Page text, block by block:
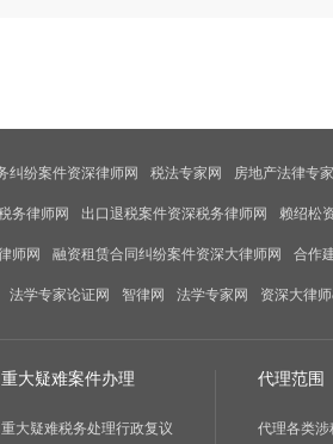
纠纷案件资深律师网 税法专家网 房地产法律专
务律师网 出口退税案件资深税务律师网 赖绍松
师网 融资租赁合同纠纷案件资深大律师网 合作
法学专家论证网 智律网 法学专家网 资深大律
重大疑难案件办理
重大疑难税务处理行政复议
代理范围
代理各类